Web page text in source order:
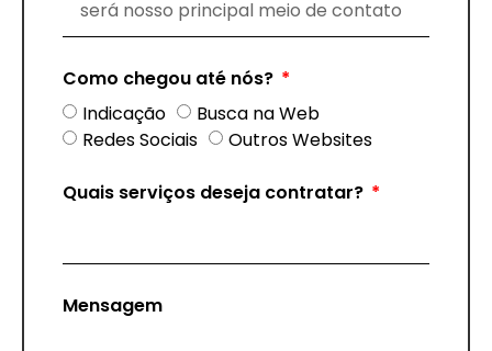
Como chegou até nós?
Indicação
Busca na Web
Redes Sociais
Outros Websites
Quais serviços deseja contratar?
Mensagem